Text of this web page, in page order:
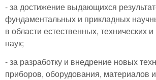
- за достижение выдающихся
фундаментальных и прикладных
в области естественных, технических
наук;
- за разработку и внедрение новых
приборов, оборудования, материалов